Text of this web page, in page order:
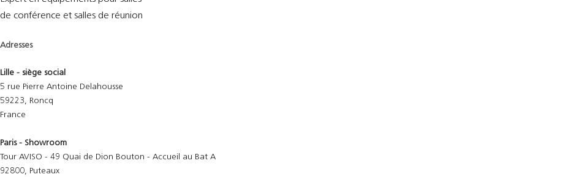
de conférence et salles de réunion
Adresses
Lille - siège social
5 rue Pierre Antoine Delahousse
59223, Roncq
France
Paris - Showroom
Tour AVISO - 49 Quai de Dion Bouton - Accueil au Bat A
92800, Puteaux